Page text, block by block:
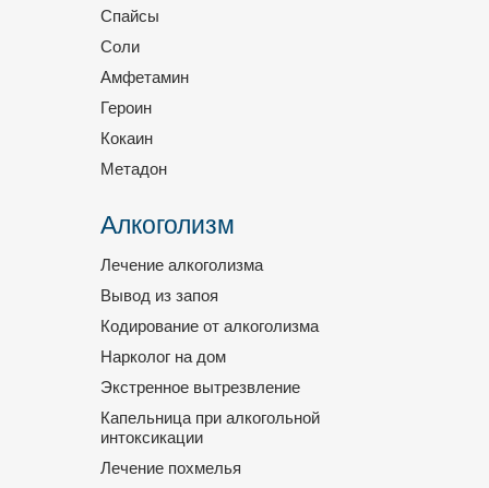
Спайсы
Соли
Амфетамин
Героин
Кокаин
Метадон
Алкоголизм
Лечение алкоголизма
Вывод из запоя
Кодирование от алкоголизма
Нарколог на дом
Экстренное вытрезвление
Капельница при алкогольной
интоксикации
Лечение похмелья